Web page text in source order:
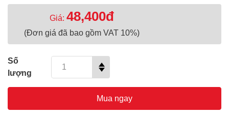
Giá: 48,400đ
(Đơn giá đã bao gồm VAT 10%)
Số
lượng
Mua ngay